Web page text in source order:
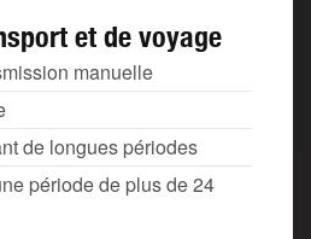
et de voyage
manuelle
de longues périodes
période de plus de 24